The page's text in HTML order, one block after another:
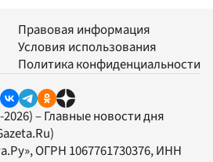
Правовая информация
Условия использования
Политика конфиденциальности
– Главные новости дня
, ОГРН 1067761730376, ИНН